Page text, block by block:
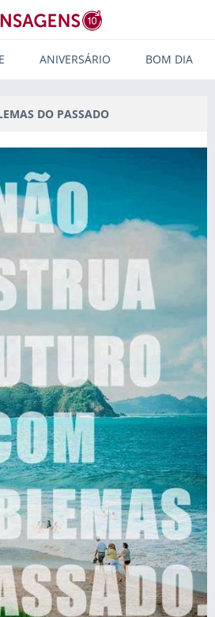
ANIVERSÁRIO BOM DIA
DO PASSADO